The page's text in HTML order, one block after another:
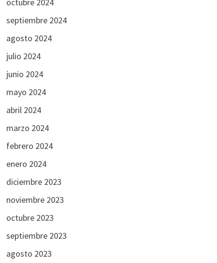
septiembre 2024
agosto 2024
julio 2024
junio 2024
mayo 2024
abril 2024
marzo 2024
febrero 2024
enero 2024
diciembre 2023
noviembre 2023
octubre 2023
septiembre 2023
agosto 2023